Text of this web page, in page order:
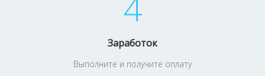
Заработок
Выполните и получите оплату